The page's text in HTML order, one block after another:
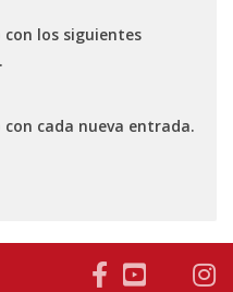
los siguientes
cada nueva entrada.